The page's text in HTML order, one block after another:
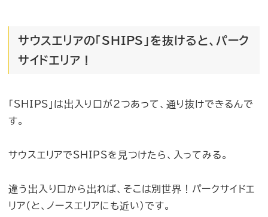
サウスエリアの「SHIPS」を抜けると、パーク
サイドエリア！
「SHIPS」は出入り口が2つあって、通り抜けできるんで
す。
サウスエリアでSHIPSを見つけたら、入ってみる。
違う出入り口から出れば、そこは別世界！パークサイドエ
リア（と、ノースエリアにも近い）です。